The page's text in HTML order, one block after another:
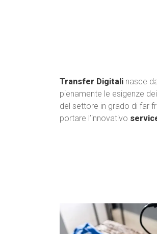
Transfer Digitali nasce
pienamente le esigenze
del settore in grado di far
portare l’innovativo